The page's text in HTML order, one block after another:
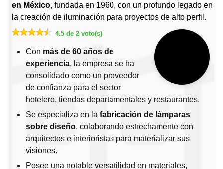
en México, fundada en 1960, con un profundo legado en
la creación de iluminación para proyectos de alto perfil.
4.5 de 2 voto(s)
Con más de 60 años de
experiencia, la empresa se ha
consolidado como un proveedor
de confianza para el sector
hotelero, tiendas departamentales y restaurantes.
Se especializa en la fabricación de lámparas
sobre diseño, colaborando estrechamente con
arquitectos e interioristas para materializar sus
visiones.
Posee una notable versatilidad en materiales,